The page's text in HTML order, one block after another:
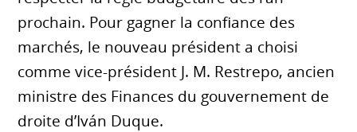
prochain. Pour gagner la confiance des
marchés, le nouveau président a choisi
comme vice-président J. M. Restrepo, ancien
ministre des Finances du gouvernement de
droite d’Iván Duque.